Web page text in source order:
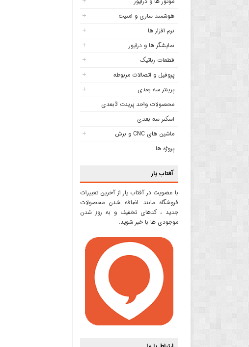
هوشمند سازی و امنیت
نرم افزار ها
نمایشگر ها و درایور
قطعات رباتیک
پروفیل و اتصالات مربوطه
پرینتر سه بعدی
محصولات واحد پرینت 3بعدی
اسکنر سه بعدی
ماشین های CNC و برش
پروژه ها
آفتاب یار
با عضویت در آفتاب یار از آخرین تغییرات
فروشگاه مانند اضافه شدن محصولات
جدید ، کدهای تخفیف و به روز شدن
موجودی ها با خبر شوید.